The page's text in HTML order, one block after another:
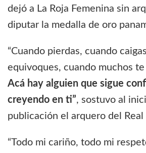
dejó a La Roja Femenina sin
diputar la medalla de oro
“Cuando pierdas, cuando
equivoques, cuando muchos
Acá hay alguien que sigue
creyendo en ti”, sostuvo al
publicación el arquero del Real
“Todo mi cariño, todo mi